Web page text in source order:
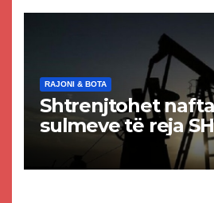
RAJONI & BOTA
Shtrenjtohet
sulmeve të reja